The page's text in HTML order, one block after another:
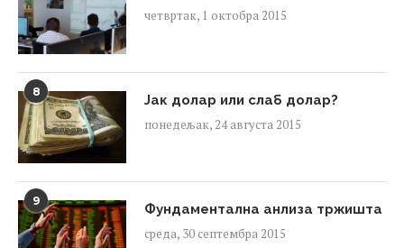
четвртак, 1 октобра 2015
8
Јак долар или слаб долар?
понедељак, 24 августа 2015
9
Фундаментална анлиза тржишта
среда, 30 септембра 2015